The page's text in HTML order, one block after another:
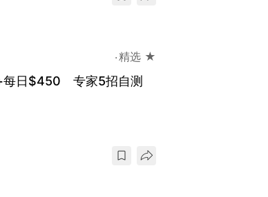
精选 ★
每日$450 专家5招自测